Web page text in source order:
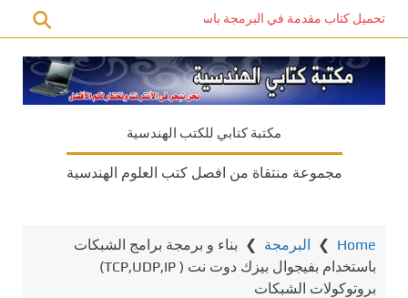
تحميل كتاب مقدمة في البرمجة باستخدام C# PDF – دليل المبتدئين للتعلم الذاتي
مكتبة كتابي للكتب الهندسية
مجموعة منتقاة من افصل كتب العلوم الهندسية
Home
❯ البرمجة ❯ بناء و برمجة برامج الشبكات
باستخدام بفيجوال بيزك دوت نت ( TCP,UDP,IP)
بروتوكولات الشبكات